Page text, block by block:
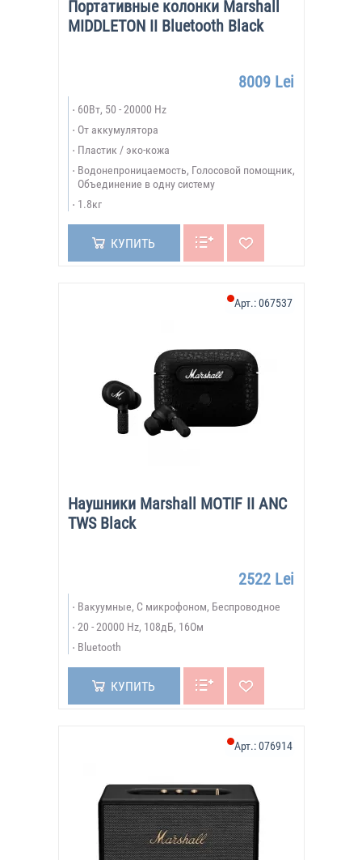
Портативные колонки Marshall
MIDDLETON II Bluetooth Black
8009 Lei
60Вт, 50 - 20000 Hz
От аккумулятора
Пластик / эко-кожа
Водонепроницаемость, Голосовой помощник,
Объединение в одну систему
1.8кг
КУПИТЬ
Наушники Marshall MOTIF II ANC
TWS Black
Арт.:067537
2522 Lei
Вакуумные, С микрофоном, Беспроводное
20 - 20000 Hz, 108дБ, 16Ом
Bluetooth
КУПИТЬ
Арт.:076914